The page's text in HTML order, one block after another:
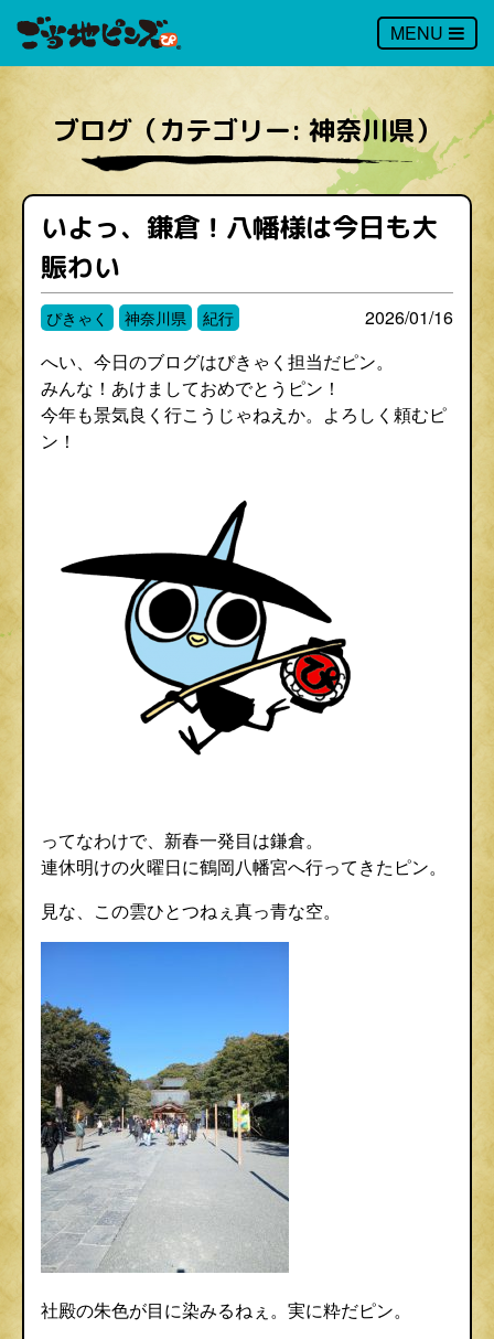
MENU
ブログ（カテゴリー: 神奈川県）
いよっ、鎌倉！八幡様は今日も大
賑わい
ぴきゃく 神奈川県 紀行
2026/01/16
へい、今日のブログはぴきゃく担当だピン。
みんな！あけましておめでとうピン！
今年も景気良く行こうじゃねえか。よろしく頼むピ
ン！
ってなわけで、新春一発目は鎌倉。
連休明けの火曜日に鶴岡八幡宮へ行ってきたピン。
見な、この雲ひとつねぇ真っ青な空。
社殿の朱色が目に染みるねぇ。実に粋だピン。